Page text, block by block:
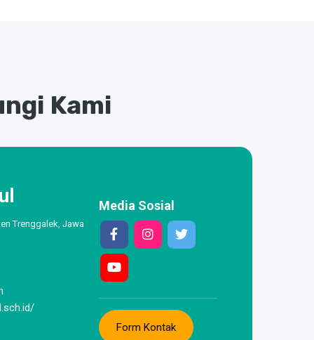
Kami
Trenggalek, Jawa
Media Sosial
Form Kontak